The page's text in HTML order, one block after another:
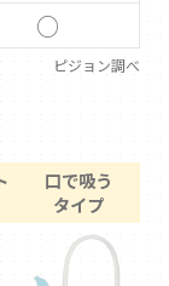
○
ピジョン調べ
口で吸う
タイプ